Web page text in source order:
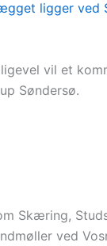
vil et
Søndersø.
Skæring,
ved